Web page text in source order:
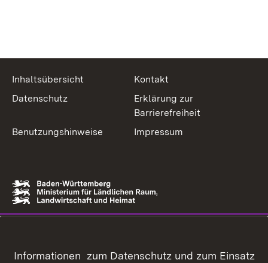
Inhaltsübersicht
Kontakt
Datenschutz
Erklärung zur
Barrierefreiheit
Benutzungshinweise
Impressum
Informationen zum Datenschutz und zum Einsatz